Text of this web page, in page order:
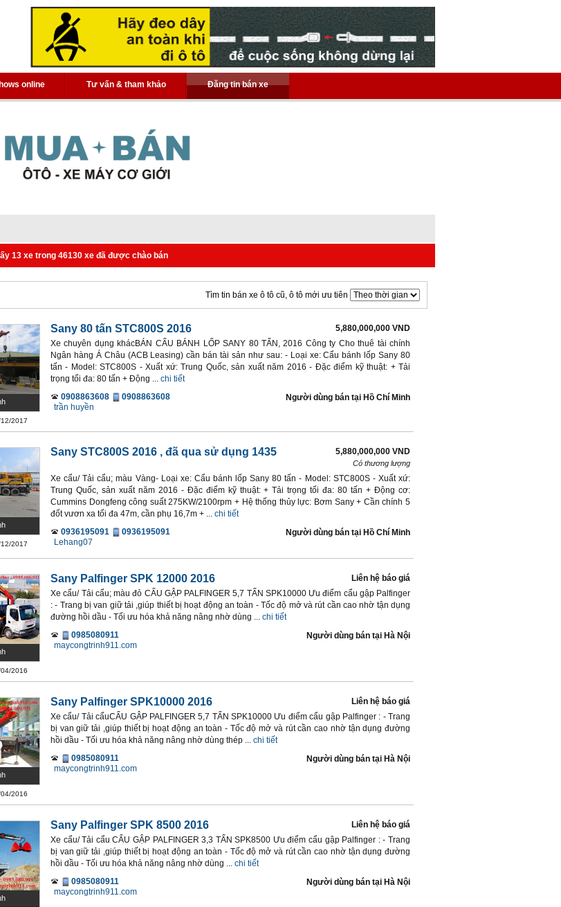
online Tư vấn & tham khảo Đăng tin bán xe
13 xe trong 46130 xe đã được chào bán
Tìm tin bán xe ô tô cũ, ô tô mới ưu tiên
2017
Sany 80 tấn STC800S 2016
5,880,000,000 VND
Xe chuyên dụng khácBÁN CẨU BÁNH LỐP SANY 80 TẤN, 2016 Công ty Cho thuê tài chính
Ngân hàng Á Châu (ACB Leasing) cần bán tài sản như sau: - Loại xe: Cẩu bánh lốp Sany 80
tấn - Model: STC800S - Xuất xứ: Trung Quốc, sản xuất năm 2016 - Đặc điểm kỹ thuật: + Tải
trọng tối đa: 80 tấn + Động ... chi tiết
0908863608
0908863608
trần huyền
Người dùng bán tại Hồ Chí Minh
2017
Sany STC800S 2016 , đã qua sử dụng 1435 5,880,000,000 VND
Có thương lượng
Xe cẩu/ Tải cẩu; màu Vàng- Loại xe: Cẩu bánh lốp Sany 80 tấn - Model: STC800S - Xuất xứ:
Trung Quốc, sản xuất năm 2016 - Đặc điểm kỹ thuật: + Tải trọng tối đa: 80 tấn + Động cơ:
Cummins Dongfeng công suất 275KW/2100rpm + Hệ thống thủy lực: Bơm Sany + Cần chính 5
đốt vươn xa tối đa 47m, cần phụ 16,7m + ... chi tiết
0936195091
0936195091
Lehang07
Người dùng bán tại Hồ Chí Minh
2016
Sany Palfinger SPK 12000 2016
Liên hệ báo giá
Xe cẩu/ Tải cẩu; màu đỏ CẨU GẬP PALFINGER 5,7 TẤN SPK10000 Ưu điểm cẩu gập Palfinger
: - Trang bị van giữ tải ,giúp thiết bị hoạt động an toàn - Tốc độ mở và rút cần cao nhờ tận dụng
đường hồi dầu - Tối ưu hóa khả năng nâng nhờ dùng ... chi tiết
0985080911
maycongtrinh911.com
Người dùng bán tại Hà Nội
2016
Sany Palfinger SPK10000 2016
Liên hệ báo giá
Xe cẩu/ Tải cẩuCẨU GẬP PALFINGER 5,7 TẤN SPK10000 Ưu điểm cẩu gập Palfinger : - Trang
bị van giữ tải ,giúp thiết bị hoạt động an toàn - Tốc độ mở và rút cần cao nhờ tận dụng đường
hồi dầu - Tối ưu hóa khả năng nâng nhờ dùng thép ... chi tiết
0985080911
maycongtrinh911.com
Người dùng bán tại Hà Nội
Sany Palfinger SPK 8500 2016
Liên hệ báo giá
Xe cẩu/ Tải cẩu CẨU GẬP PALFINGER 3,3 TẤN SPK8500 Ưu điểm cẩu gập Palfinger : - Trang
bị van giữ tải ,giúp thiết bị hoạt động an toàn - Tốc độ mở và rút cần cao nhờ tận dụng đường
hồi dầu - Tối ưu hóa khả năng nâng nhờ dùng ... chi tiết
0985080911
maycongtrinh911.com
Người dùng bán tại Hà Nội